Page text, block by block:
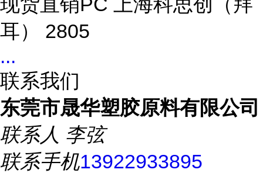
耳） 2805
...
联系我们
东莞市晟华塑胶原料有限公司
联系人 李弦
联系手机13922933895